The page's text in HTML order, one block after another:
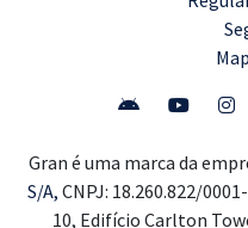
Gran é uma marca da
S/A, CNPJ: 18.260.822/
10, Edifício Carlton